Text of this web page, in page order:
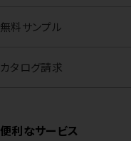
無料サンプル
カタログ請求
便利なサービス